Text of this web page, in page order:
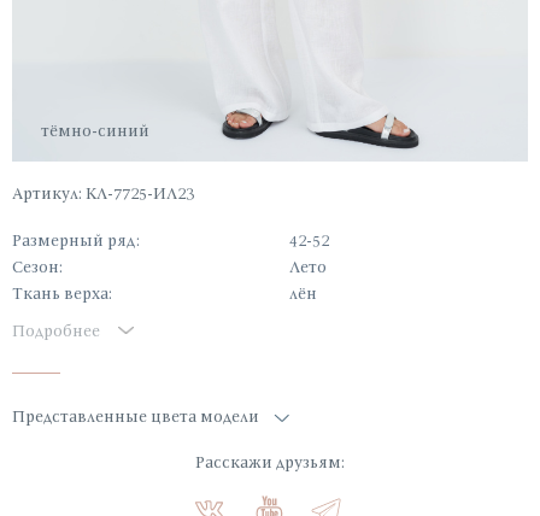
тёмно-синий
Артикул: КЛ-7725-ИЛ23
Размерный ряд:
42-52
Сезон:
Лето
Ткань верха:
лён
Подробнее
Представленные цвета модели
Расскажи друзьям: